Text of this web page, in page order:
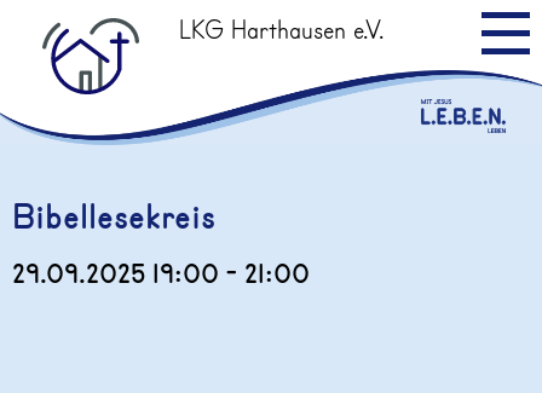
LKG Harthausen e.V.
Kids/Teens
Bibellesekreis
29.09.2025 19:00 - 21:00